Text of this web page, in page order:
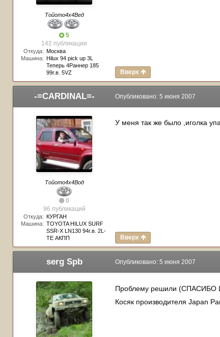
Тойото4х4Вед
5
142 публикации
Откуда: Москва
Машина: Hilux 94 pick up 3L
Теперь 4Раннер 185
99г.в. 5VZ
Вверх
-=CARDINAL=-
Тойото4х4Вод
0
96 публикаций
Откуда: КУРГАН
Машина: TOYOTA HILUX SURF
SSR-X LN130 94г.в. 2L-
TE АКПП
Опубликовано: 5 июня 2007
У меня так же было ,иголка
Вверх
serg Spb Опубликовано: 5 июня 2007
Проблему решили (СПАСИБО
Косяк производителя Japan